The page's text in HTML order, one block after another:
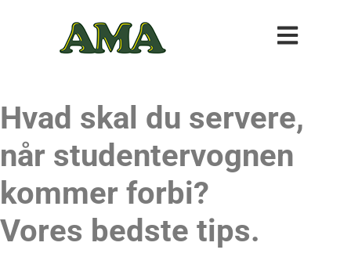
Hvad skal du servere,
når studentervognen
kommer forbi?
Vores bedste tips.